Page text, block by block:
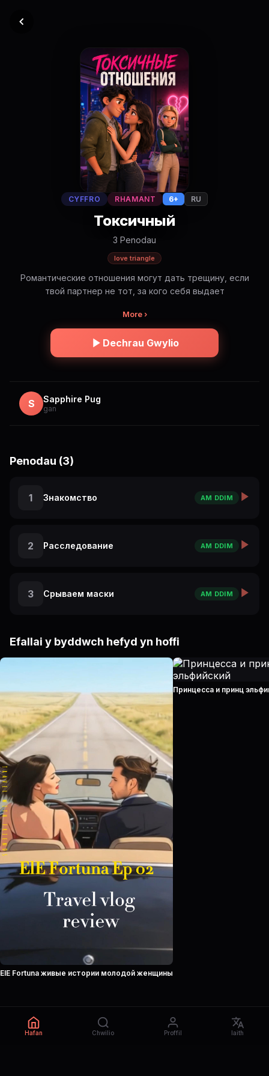
CYFFRO RHAMANT 6+ RU
Токсичный
3 Penodau
love triangle
Романтические отношения могут дать трещину, если
твой партнер не тот, за кого себя выдает
More ›
Dechrau Gwylio
S Sapphire Pug
gan
Penodau (3)
1 Знакомство AM DDIM
2 Расследование AM DDIM
3 Срываем маски AM DDIM
Efallai y byddwch hefyd yn hoffi
ElE Fortuna живые истории молодой женщины
Принцесса и принц
Hafan Chwilio Proffil Iaith